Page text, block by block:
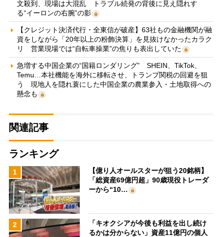
文殺到、現場は大混乱 トラブル続発の背後に見え隠れす
る“イーロンの右腕”の影
【クレジット決済代行・全東信が破産】63社もの金融機関が融
資をしながら「20年以上の粉飾決算」を見抜けなかったカラク
リ 営業現場では“自転車操業”の焦りも表出していた
急増する中国企業の“国籍ロンダリング” SHEIN、TikTok、
Temu…本社機能を海外に移転させ、トランプ関税の回避を狙
う 現地人を隠れ蓑にした中国企業の農業参入・土地取得への
懸念も
関連記事
ランキング
1
【億り人オールスターが狙う20銘柄】
「総資産69億円超」90歳現役トレーダ
ーから“10…
2
「キオクシアが今後も利益を出し続け
るかは分からない」資産11億円の個人